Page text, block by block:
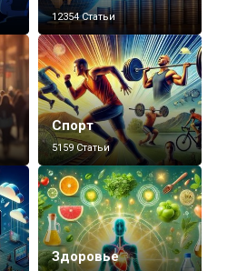
12354 Статьи
Спорт
5159 Статьи
Здоровье